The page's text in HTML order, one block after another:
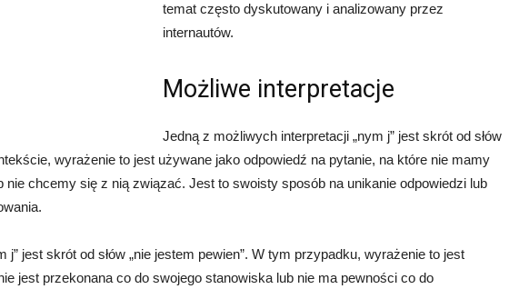
temat często dyskutowany i analizowany przez
internautów.
Możliwe interpretacje
Jedną z możliwych interpretacji „nym j” jest skrót od słów
wyrażenie to jest używane jako odpowiedź na pytanie, na które nie mamy
nie chcemy się z nią związać. Jest to swoisty sposób na unikanie odpowiedzi lub
j” jest skrót od słów „nie jestem pewien”. W tym przypadku, wyrażenie to jest
jest przekonana co do swojego stanowiska lub nie ma pewności co do